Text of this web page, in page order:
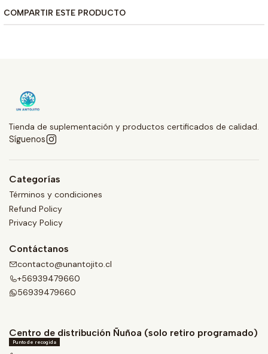
COMPARTIR ESTE PRODUCTO
Tienda de suplementación y productos certificados de calidad.
Síguenos
Categorías
Términos y condiciones
Refund Policy
Privacy Policy
Contáctanos
contacto@unantojito.cl
+56939479660
56939479660
Centro de distribución Ñuñoa (solo retiro programado)
Punto de recogida